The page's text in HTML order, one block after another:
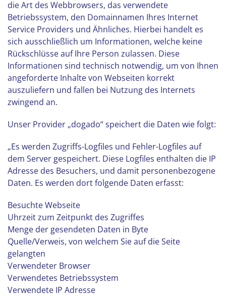
die Art des Webbrowsers, das verwendete
Betriebssystem, den Domainnamen Ihres Internet
Service Providers und Ähnliches. Hierbei handelt es
sich ausschließlich um Informationen, welche keine
Rückschlüsse auf Ihre Person zulassen. Diese
Informationen sind technisch notwendig, um von Ihnen
angeforderte Inhalte von Webseiten korrekt
auszuliefern und fallen bei Nutzung des Internets
zwingend an.
Unser Provider „dogado“ speichert die Daten wie folgt:
„Es werden Zugriffs-Logfiles und Fehler-Logfiles auf
dem Server gespeichert. Diese Logfiles enthalten die IP
Adresse des Besuchers, und damit personenbezogene
Daten. Es werden dort folgende Daten erfasst:
Besuchte Webseite
Uhrzeit zum Zeitpunkt des Zugriffes
Menge der gesendeten Daten in Byte
Quelle/Verweis, von welchem Sie auf die Seite
gelangten
Verwendeter Browser
Verwendetes Betriebssystem
Verwendete IP Adresse